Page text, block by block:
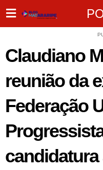
Claudiano
reunião da
Federação
candidatura